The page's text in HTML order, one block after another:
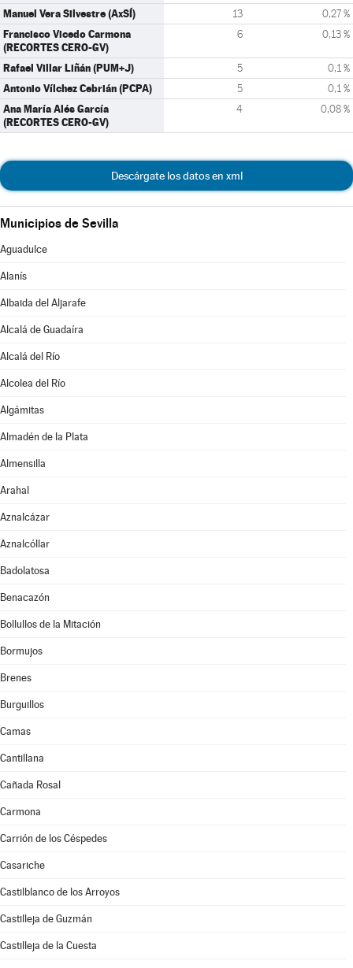
Manuel Vera Silvestre (AxSÍ) 13 0,27 %
Francisco Vicedo Carmona
(RECORTES CERO-GV)
6 0,13 %
Rafael Villar Liñán (PUM+J) 5 0,1 %
Antonio Vílchez Cebrián (PCPA) 5 0,1 %
Ana María Alés García
(RECORTES CERO-GV)
4 0,08 %
Descárgate los datos en xml
Municipios de Sevilla
Aguadulce
Alanís
Albaida del Aljarafe
Alcalá de Guadaíra
Alcalá del Río
Alcolea del Río
Algámitas
Almadén de la Plata
Almensilla
Arahal
Aznalcázar
Aznalcóllar
Badolatosa
Benacazón
Bollullos de la Mitación
Bormujos
Brenes
Burguillos
Camas
Cantillana
Cañada Rosal
Carmona
Carrión de los Céspedes
Casariche
Castilblanco de los Arroyos
Castilleja de Guzmán
Castilleja de la Cuesta